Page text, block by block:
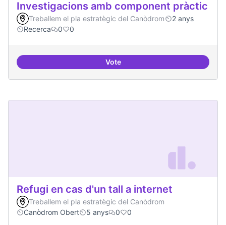
Investigacions amb component pràctic
Treballem el pla estratègic del Canòdrom
2 anys
Recerca
0 0
VoteInvestigacions amb component
Refugi en cas d'un tall a internet
Treballem el pla estratègic del Canòdrom
Canòdrom Obert
5 anys 0 0